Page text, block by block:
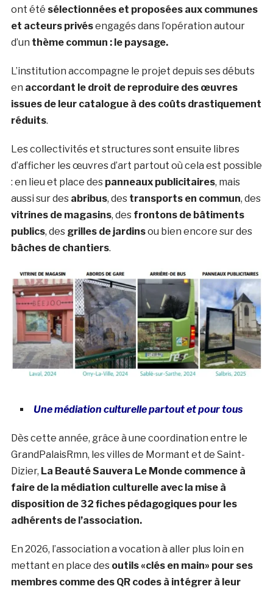
ont été sélectionnées et proposées aux communes
et acteurs privésengagés dans l’opération autour
d’un thème commun : le paysage.
L’institution accompagne le projet depuis ses débuts
en accordant le droit de reproduire des œuvres
issues de leur catalogue à des coûts drastiquement
réduits.
Les collectivités et structures sont ensuite libres
d’afficher les œuvres d’art partout où cela est possible
: en lieu et place des panneaux publicitaires, mais
aussi sur des abribus, des transports en commun, des
vitrines de magasins, des frontons de bâtiments
publics, des grilles de jardinsou bien encore sur des
bâches de chantiers.
Une médiation culturelle partout et pour tous
Dès cette année, grâce à une coordination entre le
GrandPalaisRmn, les villes de Mormant et de Saint-
Dizier, La Beauté Sauvera Le Monde commence à
faire de la médiation culturelle avec la mise à
disposition de 32 fiches pédagogiques pour les
adhérents de l’association.
En 2026, l’association a vocation à aller plus loin en
mettant en place des outils «clés en main» pour ses
membres comme des QR codes à intégrer à leur